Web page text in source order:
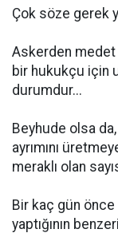
Çok söze gerek
Askerden
bir hukukçu için
durumdur...
Beyhude olsa
ayrımını
meraklı olan
Bir kaç gün önce
yaptığının